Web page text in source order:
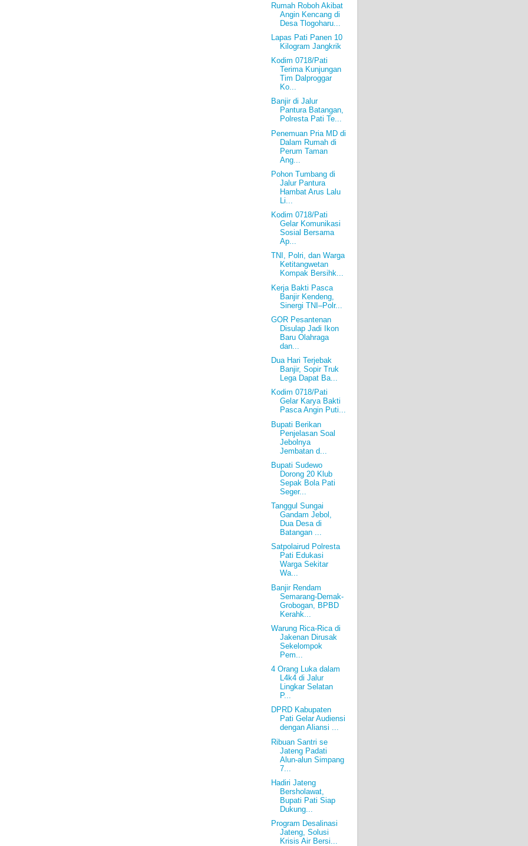
Rumah Roboh Akibat
Angin Kencang di
Desa Tlogoharu...
Lapas Pati Panen 10
Kilogram Jangkrik
Kodim 0718/Pati
Terima Kunjungan
Tim Dalproggar
Ko...
Banjir di Jalur
Pantura Batangan,
Polresta Pati Te...
Penemuan Pria MD di
Dalam Rumah di
Perum Taman
Ang...
Pohon Tumbang di
Jalur Pantura
Hambat Arus Lalu
Li...
Kodim 0718/Pati
Gelar Komunikasi
Sosial Bersama
Ap...
TNI, Polri, dan Warga
Ketitangwetan
Kompak Bersihk...
Kerja Bakti Pasca
Banjir Kendeng,
Sinergi TNI–Polr...
GOR Pesantenan
Disulap Jadi Ikon
Baru Olahraga
dan...
Dua Hari Terjebak
Banjir, Sopir Truk
Lega Dapat Ba...
Kodim 0718/Pati
Gelar Karya Bakti
Pasca Angin Puti...
Bupati Berikan
Penjelasan Soal
Jebolnya
Jembatan d...
Bupati Sudewo
Dorong 20 Klub
Sepak Bola Pati
Seger...
Tanggul Sungai
Gandam Jebol,
Dua Desa di
Batangan ...
Satpolairud Polresta
Pati Edukasi
Warga Sekitar
Wa...
Banjir Rendam
Semarang-Demak-
Grobogan, BPBD
Kerahk...
Warung Rica-Rica di
Jakenan Dirusak
Sekelompok
Pem...
4 Orang Luka dalam
L4k4 di Jalur
Lingkar Selatan
P...
DPRD Kabupaten
Pati Gelar Audiensi
dengan Aliansi ...
Ribuan Santri se
Jateng Padati
Alun-alun Simpang
7...
Hadiri Jateng
Bersholawat,
Bupati Pati Siap
Dukung...
Program Desalinasi
Jateng, Solusi
Krisis Air Bersi...